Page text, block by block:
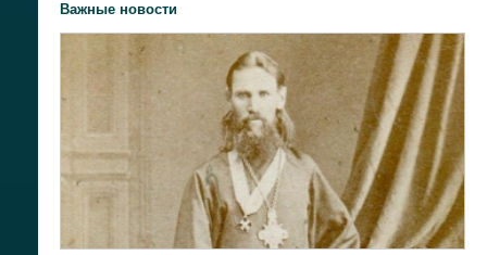
Важные новости